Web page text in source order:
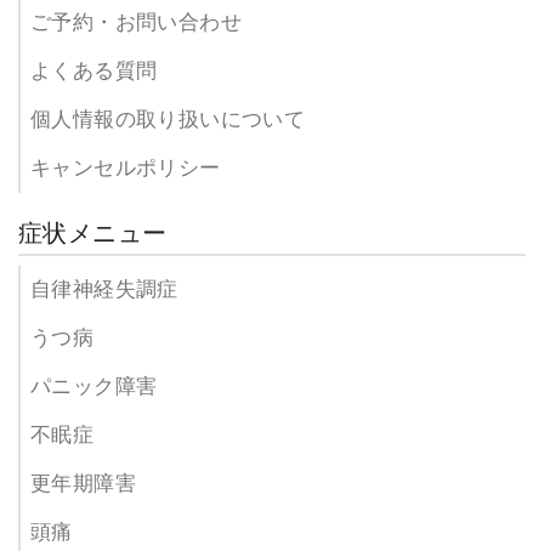
ご予約・お問い合わせ
よくある質問
個人情報の取り扱いについて
キャンセルポリシー
症状メニュー
自律神経失調症
うつ病
パニック障害
不眠症
更年期障害
頭痛